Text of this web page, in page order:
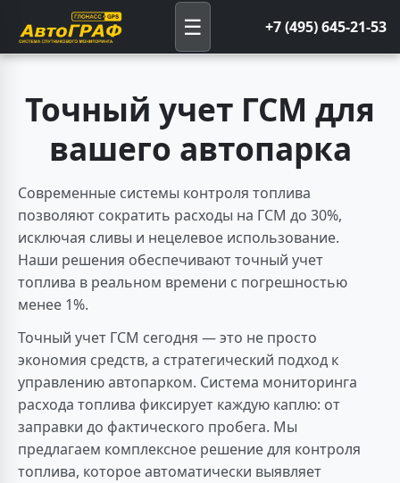
☰ +7 (495) 645-21-53
Точный учет ГСМ для
вашего автопарка
Современные системы контроля топлива
позволяют сократить расходы на ГСМ до 30%,
исключая сливы и нецелевое использование.
Наши решения обеспечивают точный учет
топлива в реальном времени с погрешностью
менее 1%.
Точный учет ГСМ сегодня — это не просто
экономия средств, а стратегический подход к
управлению автопарком. Система мониторинга
расхода топлива фиксирует каждую каплю: от
заправки до фактического пробега. Мы
предлагаем комплексное решение для контроля
топлива, которое автоматически выявляет